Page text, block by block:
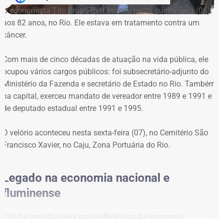
Na eleição municipal de 2024, o então candidato
declarou uma casa de R$ 2 milhões, um apartamento de
R$ 600 mil, um terreno de R$ 85 mil, um automóvel de R$
410 mil, além de recursos em poupança, contas correntes
Já em 2020, quando concorreu pela primeira vez ao
cargo de vereador e terminou como suplente pelo
Patriota, o patrimônio declarado era composto apenas
por R$ 48 mil em poupança e R$ 12 mil em conta
O economista Tito Bruno Ryff morreu nesta quinta-feira (06),
aos 82 anos, no Rio. Ele estava em tratamento contra um
câncer.
Com mais de cinco décadas de atuação na vida pública, ele
ocupou vários cargos públicos: foi subsecretário-adjunto do
Ministério da Fazenda e secretário de Estado no Rio. Também
na capital, exerceu mandato de vereador entre 1989 e 1991 e
de deputado estadual entre 1991 e 1995.
O velório aconteceu nesta sexta-feira (07), no Cemitério São
Francisco Xavier, no Caju, Zona Portuária do Rio.
Legado na economia nacional e
fluminense